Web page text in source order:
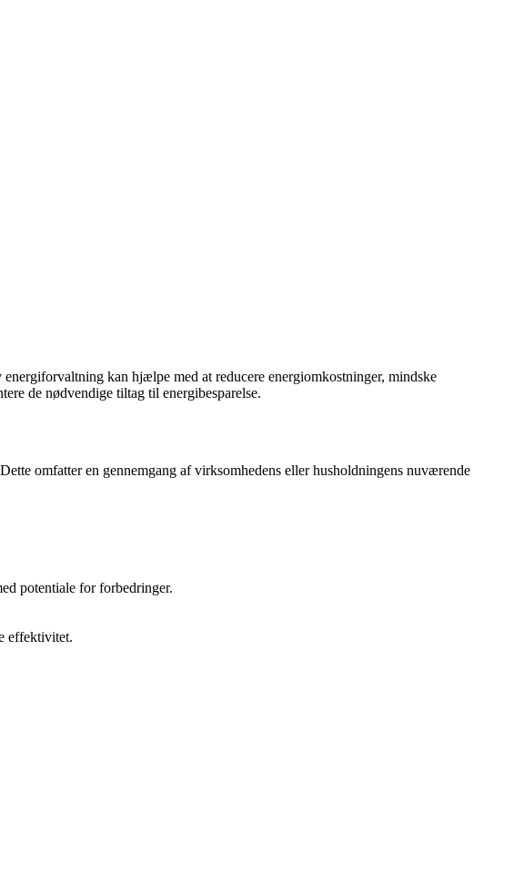
kan hjælpe med at reducere energiomkostninger, mindske
de nødvendige tiltag til energibesparelse.
omfatter en gennemgang af virksomhedens eller husholdningens nuværende
potentiale for forbedringer.
effektivitet.